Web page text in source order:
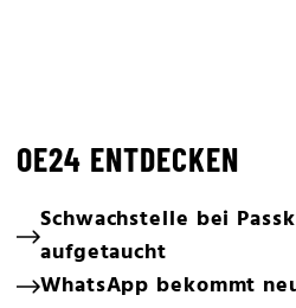
OE24 ENTDECKEN
Schwachstelle bei
aufgetaucht
WhatsApp bekommt